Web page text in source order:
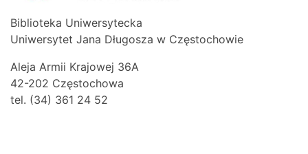
Biblioteka Uniwersytecka
Uniwersytet Jana Długosza w Częstochowie
Aleja Armii Krajowej 36A
42-202 Częstochowa
tel. (34) 361 24 52